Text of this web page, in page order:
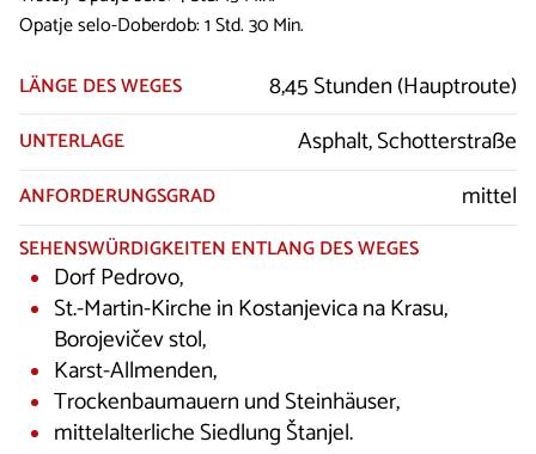
Opatje selo-Doberdob: 1 Std. 30 Min.
LÄNGE DES WEGES
8,45 Stunden (Hauptroute)
UNTERLAGE Asphalt, Schotterstraße
ANFORDERUNGSGRAD mittel
SEHENSWÜRDIGKEITEN ENTLANG DES WEGES
Dorf Pedrovo,
St.-Martin-Kirche in Kostanjevica na Krasu,
Borojevičev stol,
Karst-Allmenden,
Trockenbaumauern und Steinhäuser,
mittelalterliche Siedlung Štanjel.